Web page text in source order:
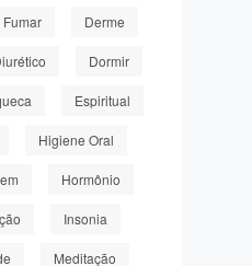
Derme
Dormir
Espiritual
Higiene Oral
Hormônio
Insonia
Meditação